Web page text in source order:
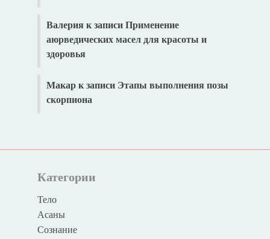
Валерия к записи Применение
аюрведических масел для красоты и
здоровья
Макарк записи Этапы выполнения позы
скорпиона
Категории
Тело
Асаны
Сознание